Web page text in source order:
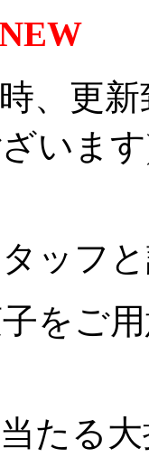
、更
いま
ッフ
をご
たる